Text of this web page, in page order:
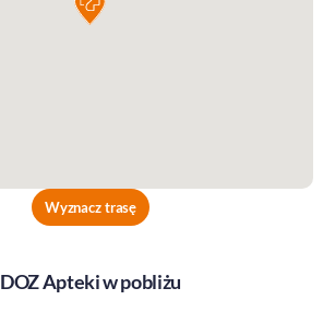
Wyznacz trasę
DOZ Apteki w pobliżu